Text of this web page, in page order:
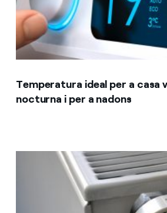
Temperatura ideal per a casa
nocturna i per a nadons